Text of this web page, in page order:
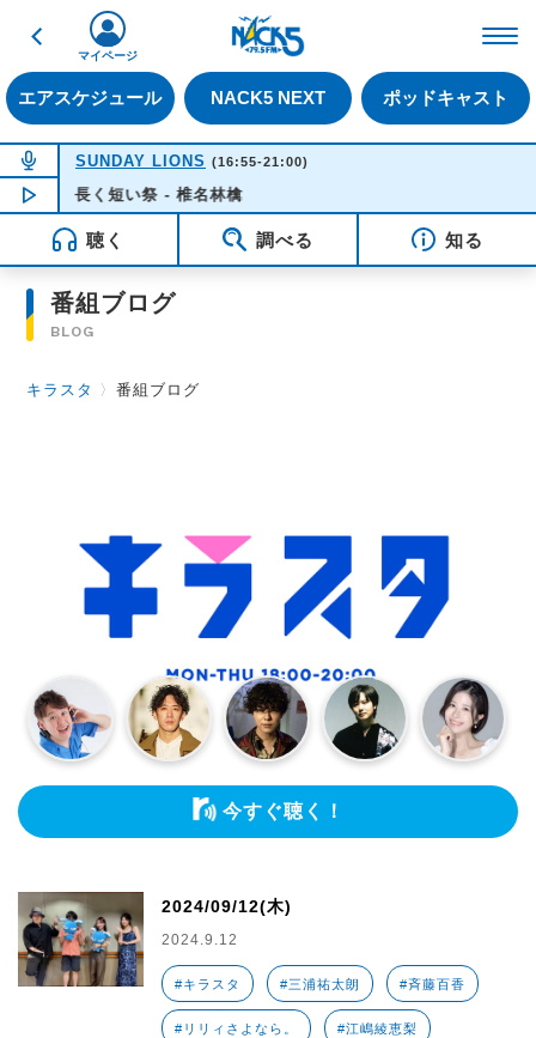
戻る
エアスケジュール NACK5 NEXT ポッドキャスト
マイページ
NOW ON AIR
SUNDAY LIONS (16:55-21:00)
NOW PLAYING16:35
長く短い祭 - 椎名林檎
聴く 調べる 知る
番組ブログ
BLOG
キラスタ 〉番組ブログ
今すぐ聴く！
2024/09/12(木)
2024.9.12
#キラスタ #三浦祐太朗 #斉藤百香
#リリィさよなら。 #江嶋綾恵梨